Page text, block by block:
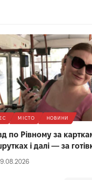
МІСТО НОВИНИ
по Рівному за
і далі — за